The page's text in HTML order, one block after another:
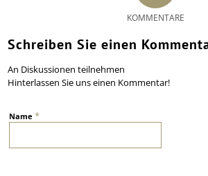
KOMMENTARE
Schreiben Sie einen
An Diskussionen teilnehmen
Hinterlassen Sie uns einen Kommentar!
Name*